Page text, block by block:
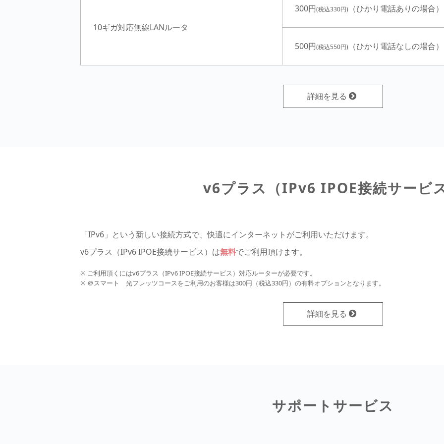
10ギガ対応無線LANルータ
300円(税込330円) （ひかり電話ありの場合）
500円(税込550円) （ひかり電話なしの場合）
詳細を見る
v6プラス （IPv6 IPOE接続サービ
「IPv6」という新しい接続方式で、快適にインターネットがご利用いただけます。
v6プラス（IPv6 IPOE接続サービス）は無料でご利用頂けます。
※ ご利用頂くにはv6プラス（IPv6 IPOE接続サービス）対応ルーターが必要です。
※ ＠スマート 光フレッツコースをご利用のお客様は300円（税込330円）の有料オプションとなります。
詳細を見る
サポートサービス